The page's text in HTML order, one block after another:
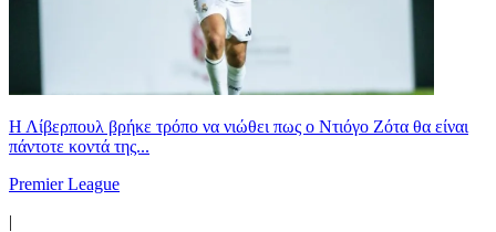
Η Λίβερπουλ βρήκε τρόπο να νιώθει πως ο Ντιόγο Ζότα θα είναι
πάντοτε κοντά της...
Premier League
|